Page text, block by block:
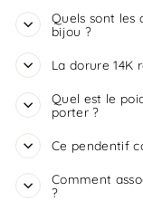
Quels sont les
bijou ?
La dorure 14K
Quel est le
porter ?
Ce pendentif
Comment
?